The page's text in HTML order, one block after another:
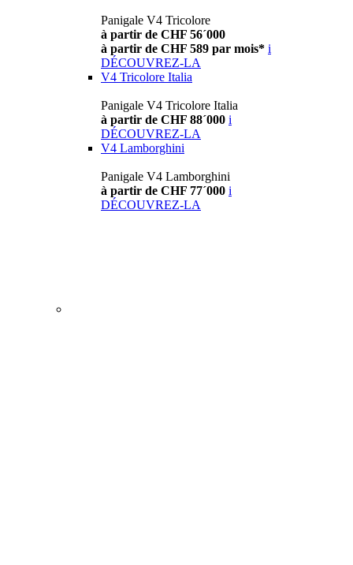
Panigale V4 Tricolore
à partir de CHF 56´000
à partir de CHF 589 par mois* i
DÉCOUVREZ-LA
V4 Tricolore Italia
Panigale V4 Tricolore Italia
à partir de CHF 88´000 i
DÉCOUVREZ-LA
V4 Lamborghini
Panigale V4 Lamborghini
à partir de CHF 77´000 i
DÉCOUVREZ-LA